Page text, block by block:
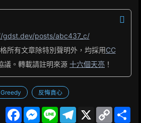
gdst.dev/posts/abc437_c/
所有文章除特別聲明外，均採用CC
議。轉載請註明來源 十六個天亮 ！
Greedy 反悔貪心
F
M
L
X
C